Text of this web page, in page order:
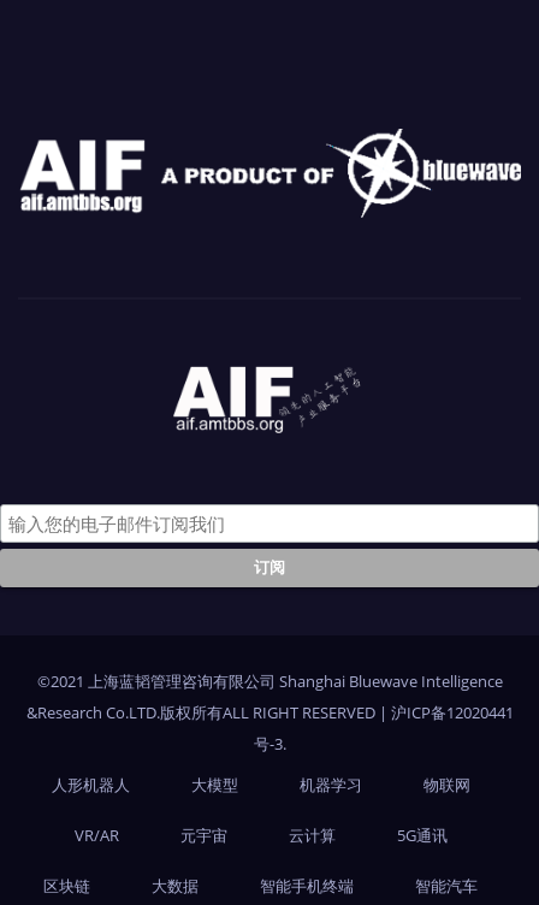
©2021 上海蓝韬管理咨询有限公司 Shanghai Bluewave Intelligence
&Research Co.LTD.版权所有ALL RIGHT RESERVED | 沪ICP备12020441
号-3.
人形机器人
大模型 机器学习 物联网
VR/AR 元宇宙 云计算 5G通讯
区块链 大数据 智能手机终端 智能汽车